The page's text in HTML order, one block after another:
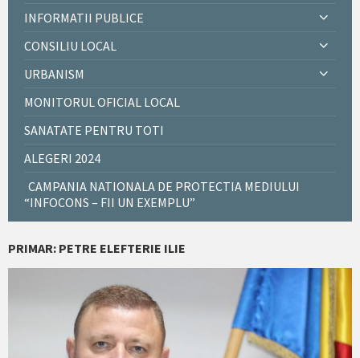
INFORMATII PUBLICE
CONSILIU LOCAL
URBANISM
MONITORUL OFICIAL LOCAL
SANATATE PENTRU TOTI
ALEGERI 2024
CAMPANIA NATIONALA DE PROTECTIA MEDIULUI
“INFOCONS – FII UN EXEMPLU”
PRIMAR: PETRE ELEFTERIE ILIE